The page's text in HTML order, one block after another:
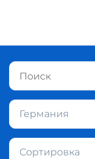
Германия
Сортировка